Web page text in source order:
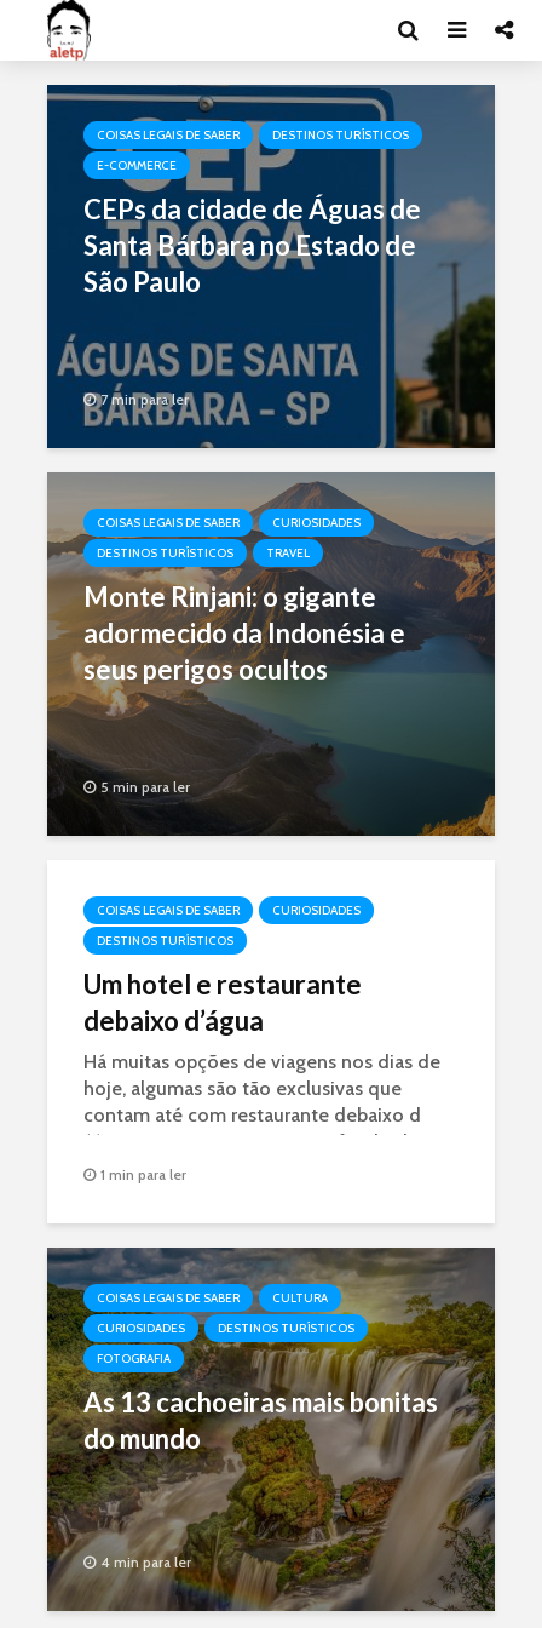
COISAS LEGAIS DE SABER
DESTINOS TURÍSTICOS
E-COMMERCE
CEPs da cidade de Águas de
Santa Bárbara no Estado de
São Paulo
7 min para ler
COISAS LEGAIS DE SABER
CURIOSIDADES
DESTINOS TURÍSTICOS
TRAVEL
Monte Rinjani: o gigante
adormecido da Indonésia e
seus perigos ocultos
5 min para ler
COISAS LEGAIS DE SABER
CURIOSIDADES
DESTINOS TURÍSTICOS
Um hotel e restaurante
debaixo d’água
Há muitas opções de viagens nos dias de
hoje, algumas são tão exclusivas que
contam até com restaurante debaixo d
´água. Mais precisamente, no fundo do
Oceano Índico.
1 min para ler
COISAS LEGAIS DE SABER
CULTURA
CURIOSIDADES
DESTINOS TURÍSTICOS
FOTOGRAFIA
As 13 cachoeiras mais bonitas
do mundo
4 min para ler